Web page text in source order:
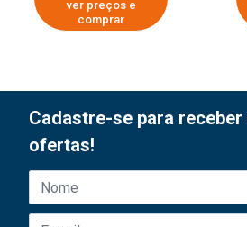
ver preços e
comprar
Cadastre-se para
ofertas!